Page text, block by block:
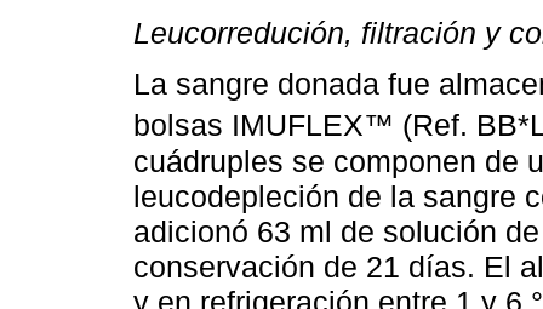
Leucorredución, filtración y
La sangre donada fue
bolsas IMUFLEX™ (Ref.
cuádruples se componen de
leucodepleción de la sangre
adicionó 63 ml de solución
conservación de 21 días. El
y en refrigeración entre 1 y 6